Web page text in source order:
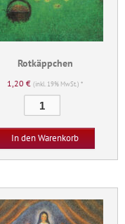
Rotkäppchen
1,20€ (inkl. 19% MwSt.) *
Menge
In den Warenkorb